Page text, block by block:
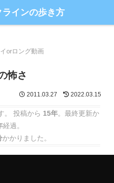
ライン情報満載ブログ
orロング動画
怖さ
2011.03.27 2022.03.15
。 投稿から 15年。最終更新か
経過。
かかりました。
ラインの歩き方